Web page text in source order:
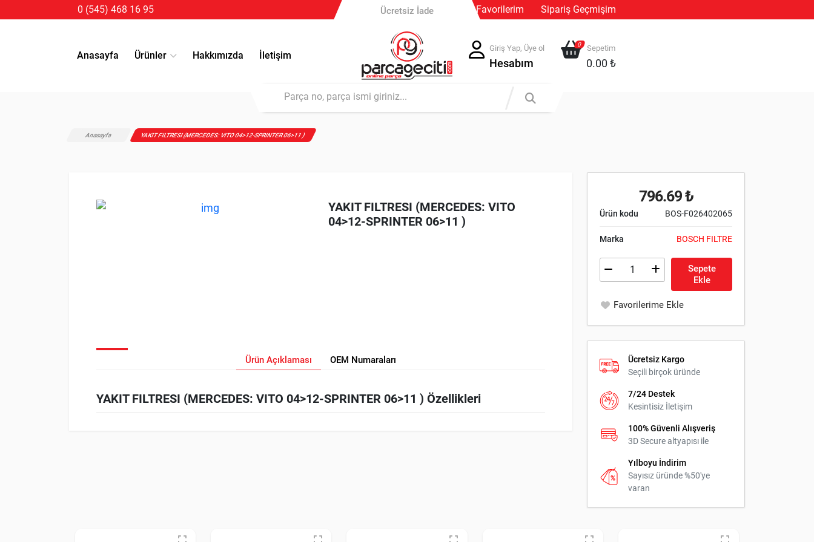
0 (545) 468 16 95
Güvenli Ödeme
Favorilerim Sipariş Geçmişim
Anasayfa Ürünler Hakkımızda İletişim
Giriş Yap, Üye ol
Hesabım
0 Sepetim
0.00 ₺
Anasayfa YAKIT FILTRESI (MERCEDES: VITO 04>12-SPRINTER 06>11 )
YAKIT FILTRESI (MERCEDES: VITO
04>12-SPRINTER 06>11 )
Ürün Açıklaması OEM Numaraları
YAKIT FILTRESI (MERCEDES: VITO 04>12-SPRINTER 06>11 ) Özellikleri
796.69 ₺
Ürün kodu BOS-F026402065
Marka BOSCH FILTRE
Sepete
Ekle
Favorilerime Ekle
Ücretsiz Kargo
Seçili birçok üründe
7/24 Destek
Kesintisiz İletişim
100% Güvenli Alışveriş
3D Secure altyapısı ile
Yılboyu İndirim
Sayısız üründe %50'ye
varan